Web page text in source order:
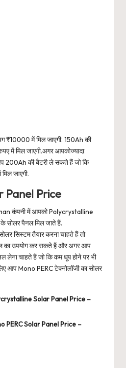
₹10000 में मिल जाएगी. 150Ah की
में मिल जाएगी.अगर आपकोज्यादा
200Ah की बैटरी ले सकते हैं जो कि
जाएगी.
Panel Price
कंपनी में आपको Polycrystalline
सोलर पैनल मिल जाते हैं.
सिस्टम तैयार करना चाहते हैं तो
का उपयोग कर सकते हैं और अगर आप
लेना चाहते हैं जो कि कम धूप होने पर भी
आप Mono PERC टेक्नोलॉजी का सोलर
Solar Panel Price –
PERC Solar Panel Price –